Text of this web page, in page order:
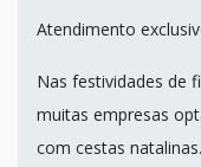
Atendimento
Nas festividades de
muitas empresas
com cestas